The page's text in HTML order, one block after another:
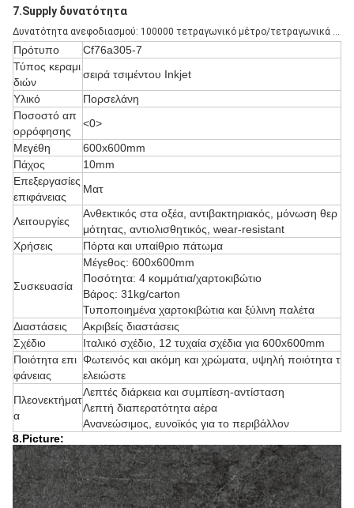
7.Supply δυνατότητα
Δυνατότητα ανεφοδιασμού: 100000 τετραγωνικό μέτρο/τετραγωνικά μέτρα την εβδομάδα
Πρότυπο
Cf76a305-7
Τύπος κεραμι
διών
σειρά τσιμέντου Inkjet
Υλικό
Πορσελάνη
Ποσοστό απ
ορρόφησης
<0>
Μεγέθη
600x600mm
Πάχος
10mm
Επεξεργασίες
επιφάνειας
Ματ
Λειτουργίες
Ανθεκτικός στα οξέα, αντιβακτηριακός, μόνωση θερ
μότητας, αντιολισθητικός, wear-resistant
Χρήσεις
Πόρτα και υπαίθριο πάτωμα
Συσκευασία
Μέγεθος: 600x600mm
Ποσότητα: 4 κομμάτια/χαρτοκιβώτιο
Βάρος: 31kg/carton
Τυποποιημένα χαρτοκιβώτια και ξύλινη παλέτα
Διαστάσεις
Ακριβείς διαστάσεις
Σχέδιο
Ιταλικό σχέδιο, 12 τυχαία σχέδια για 600x600mm
Ποιότητα επι
φάνειας
Φωτεινός και ακόμη και χρώματα, υψηλή ποιότητα τ
ελειώστε
Πλεονεκτήματ
α
Λεπτές διάρκεια και συμπίεση-αντίσταση
Λεπτή διαπερατότητα αέρα
Ανανεώσιμος, ευνοϊκός για το περιβάλλον
8.Picture: